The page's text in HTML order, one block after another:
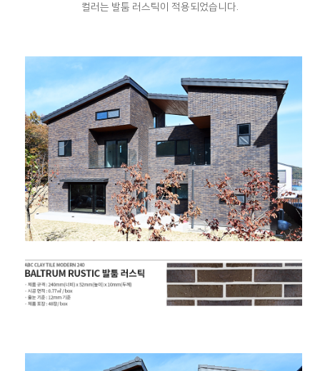
컬러는 발툼 러스틱이 적용되었습니다.